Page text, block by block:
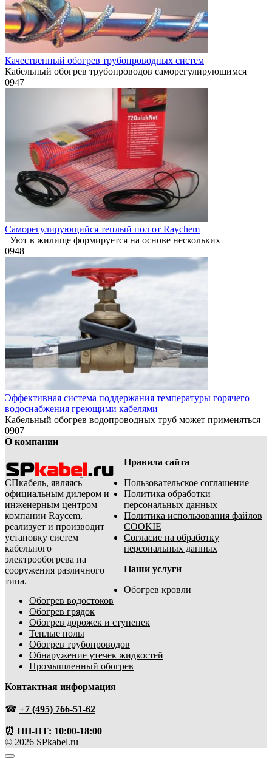
Качественный обогрев трубопроводных систем
Кабельный обогрев трубопроводов саморегулирующимся
0947
Саморегулирующийся теплый пол от Raychem
Уют в жилище формируется на основе нескольких
0948
Эффективная система поддержания температуры горячего
водоснабжения греющими кабелями
Кабельный обогрев водопроводных труб может применяться
0907
О компании
СПкабель, являясь
официальным дилером и
инженерным центром
компании Raycem,
реализует и производит
установку систем
кабельного
электрообогрева на
сооружения различного
типа.
Правила сайта
Пользовательское соглашение
Политика обработки
персональных данных
Политика использования файлов
COOKIE
Согласие на обработку
персональных данных
Наши услуги
Обогрев кровли
Обогрев водостоков
Обогрев грядок
Обогрев дорожек и ступенек
Теплые полы
Обогрев трубопроводов
Обнаружение утечек жидкостей
Промышленный обогрев
Контактная информация
☎ +7 (495) 766-51-62
⏰ ПН-ПТ: 10:00-18:00
© 2026 SPkabel.ru